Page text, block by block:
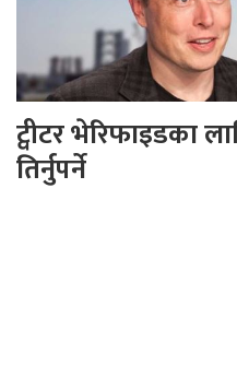
ट्वीटर भेरिफाइडका
तिर्नुपर्ने